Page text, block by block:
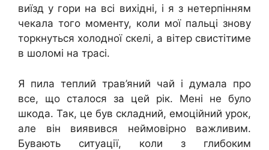
виїзд у гори на всі вихідні, і я з нетерпінням
чекала того моменту, коли мої пальці знову
торкнуться холодної скелі, а вітер свистітиме
в шоломі на трасі.
Я пила теплий трав’яний чай і думала про
все, що сталося за цей рік. Мені не було
шкода. Так, це був складний, емоційний урок,
але він виявився неймовірно важливим.
Бувають ситуації, коли з глибоким